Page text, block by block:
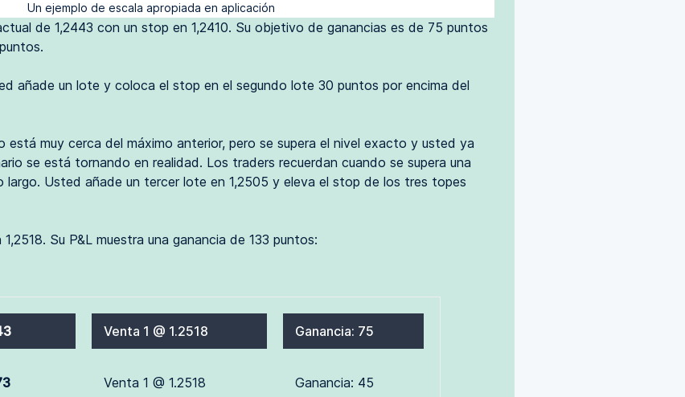
Un ejemplo de escala apropiada en aplicación
de 1,2443 con un stop en 1,2410. Su objetivo de ganancias es de 75 puntos
añade un lote y coloca el stop en el segundo lote 30 puntos por encima del
está muy cerca del máximo anterior, pero se supera el nivel exacto y usted ya
se está tornando en realidad. Los traders recuerdan cuando se supera una
largo. Usted añade un tercer lote en 1,2505 y eleva el stop de los tres topes
Su P&L muestra una ganancia de 133 puntos:
Venta 1 @ 1.2518 Ganancia: 75
Venta 1 @ 1.2518 Ganancia: 45